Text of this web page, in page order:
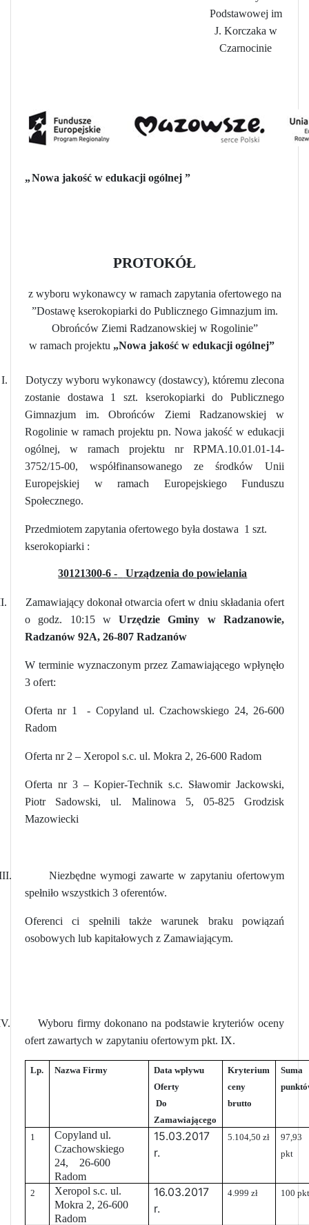
Podstawowej im
J. Korczaka w
Czarnocinie
„Nowa jakość w edukacji ogólnej ”
PROTOKÓŁ
z wyboru wykonawcy w ramach zapytania ofertowego na
”Dostawę kserokopiarki do Publicznego Gimnazjum im.
Obrońców Ziemi Radzanowskiej w Rogolinie”
w ramach projektu „Nowa jakość w edukacji ogólnej”
I.
Dotyczy wyboru wykonawcy (dostawcy), któremu zlecona
zostanie dostawa 1 szt. kserokopiarki do Publicznego
Gimnazjum im. Obrońców Ziemi Radzanowskiej w
Rogolinie w ramach projektu pn. Nowa jakość w edukacji
ogólnej, w ramach projektu nr RPMA.10.01.01-14-
3752/15-00, współfinansowanego ze środków Unii
Europejskiej w ramach Europejskiego Funduszu
Społecznego.
Przedmiotem zapytania ofertowego była dostawa 1 szt.
kserokopiarki :
30121300-6 - Urządzenia do powielania
Zamawiający dokonał otwarcia ofert w dniu składania ofert
o godz. 10:15 wUrzędzie Gminy w Radzanowie,
Radzanów 92A, 26-807 Radzanów
W terminie wyznaczonym przez Zamawiającego wpłynęło
3 ofert:
Oferta nr 1 - Copyland ul. Czachowskiego 24, 26-600
Radom
Oferta nr 2 – Xeropol s.c. ul. Mokra 2, 26-600 Radom
Oferta nr 3 – Kopier-Technik s.c. Sławomir Jackowski,
Piotr Sadowski, ul. Malinowa 5, 05-825 Grodzisk
Mazowiecki
Niezbędne wymogi zawarte w zapytaniu ofertowym
spełniło wszystkich 3 oferentów.
Oferenci ci spełnili także warunek braku powiązań
osobowych lub kapitałowych z Zamawiającym.
Wyboru firmy dokonano na podstawie kryteriów oceny
ofert zawartych w zapytaniu ofertowym pkt. IX.
Lp. Nazwa Firmy
Data wpływu
Oferty
Do
Zamawiającego
Kryterium
ceny
brutto
Suma
1
Copyland ul.
Czachowskiego
24, 26-600
Radom
15.03.2017
r.
5.104,50 zł
97,93
pkt
2
Xeropol s.c. ul.
Mokra 2, 26-600
Radom
16.03.2017
r.
4.999 zł 100